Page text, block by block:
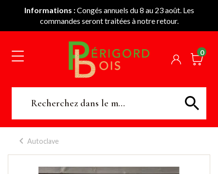
Informations :Congés annuels du 8 au 23 août. Les
commandes seront traitées à notre retour.
0
Autoclave